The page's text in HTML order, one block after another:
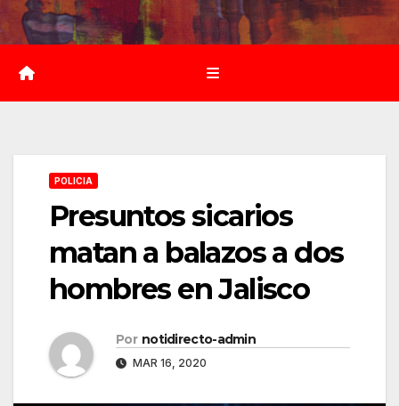
Saltar
al
contenido
POLICIA
Presuntos sicarios
matan a balazos a dos
hombres en Jalisco
Por notidirecto-admin
MAR 16, 2020